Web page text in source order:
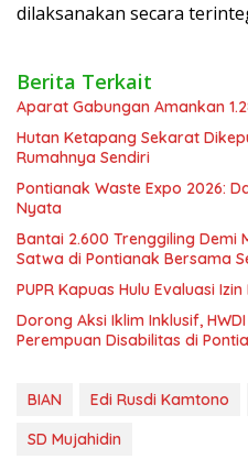
dilaksanakan secara
Berita Terkait
Aparat Gabungan Amankan
Hutan Ketapang Sekarat
Rumahnya Sendiri
Pontianak Waste Expo 2026:
Nyata
Bantai 2.600 Trenggiling Demi
Satwa di Pontianak Bersama
PUPR Kapuas Hulu Evaluasi
Dorong Aksi Iklim Inklusif,
Perempuan Disabilitas di
BIAN Edi Rusdi Kamtono
SD Mujahidin